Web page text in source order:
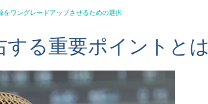
をワングレードアップさせるための選択
する重要ポイントとは